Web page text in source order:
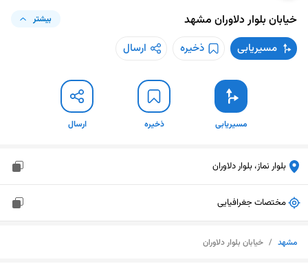
خیابان بلوار دلاوران مشهد بیشتر
مسیریابی ذخیره ارسال
مسیریابی ذخیره ارسال
بلوار نماز، بلوار دلاوران
مختصات جغرافیایی
مشهد / خیابان بلوار دلاوران